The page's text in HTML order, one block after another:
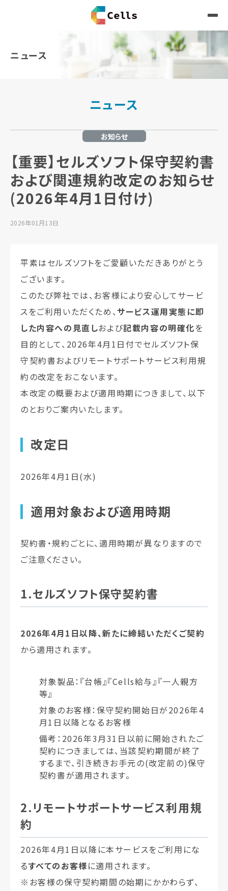
ニュース
ニュース
お知らせ
【重要】セルズソフト保守契約書
および関連規約改定のお知らせ
(2026年4月1日付け)
2026年01月13日
平素はセルズソフトをご愛顧いただきありがとう
ございます。
このたび弊社では、お客様により安心してサービ
スをご利用いただくため、 サービス運用実態に即
した内容への見直しおよび記載内容の明確化を
目的として、2026年4月1日付でセルズソフト保
守契約書およびリモートサポートサービス利用規
約の改定をおこないます。
本改定の概要および適用時期につきまして、以下
のとおりご案内いたします。
改定日
2026年4月1日(水)
適用対象および適用時期
契約書・規約ごとに、適用時期が異なりますので
ご注意ください。
1.セルズソフト保守契約書
2026年4月1日以降、新たに締結いただくご契約
から適用されます。
対象製品：『台帳』『Cells給与』『一人親方
等』
対象のお客様：保守契約開始日が2026年4
月1日以降となるお客様
備考：2026年3月31日以前に開始されたご
契約につきましては、当該契約期間が終了
するまで、引き続きお手元の(改定前の)保守
契約書が適用されます。
2.リモートサポートサービス利用規
約
2026年4月1日以降に本サービスをご利用にな
るすべてのお客様に適用されます。
※お客様の保守契約期間の始期にかかわらず、